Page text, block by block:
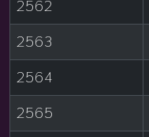
2562
2563
2564
2565